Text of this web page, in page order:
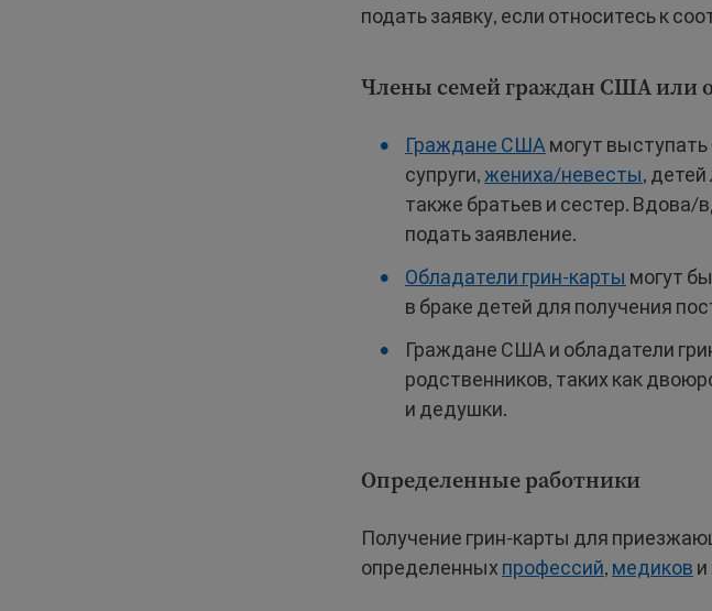
подать заявку, если относитесь к
Члены семей граждан США или
Граждане США могут
супруги,жениха/невесты,
также братьев и сестер.
подать заявление.
Обладатели грин-карты могут
в браке детей для получения
Граждане США и обладатели
родственников, таких как
и дедушки.
Определенные работники
Получение грин-карты для
определенных профессий, медиков